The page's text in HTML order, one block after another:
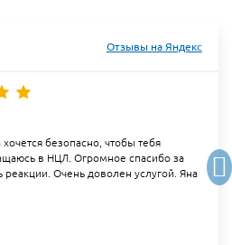
Отзывы на Яндекс
безопасно, чтобы тебя
в НЦЛ. Огромное спасибо за
Очень доволен услугой. Яна